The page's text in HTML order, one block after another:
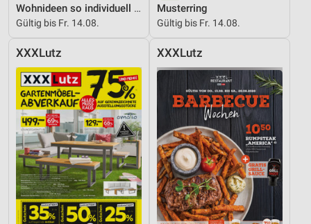
Wohnideen so individuell wie du!
Gültig bis Fr. 14.08.
Musterring
Gültig bis Fr. 14.08.
XXXLutz XXXLutz
Performance